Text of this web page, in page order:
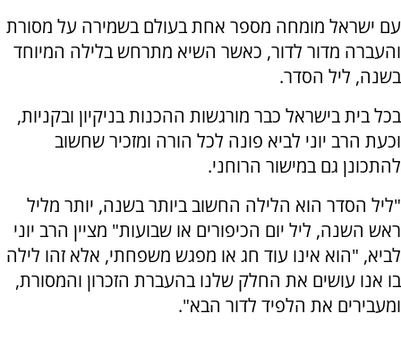
עם ישראל מומחה מספר אחת בעולם בשמירה על מסורת
והעברה מדור לדור, כאשר השיא מתרחש בלילה המיוחד
בשנה, ליל הסדר.
בכל בית בישראל כבר מורגשות ההכנות בניקיון ובקניות,
וכעת הרב יוני לביא פונה לכל הורה ומזכיר שחשוב
להתכונן גם במישור הרוחני.
"ליל הסדר הוא הלילה החשוב ביותר בשנה, יותר מליל
ראש השנה, ליל יום הכיפורים או שבועות" מציין הרב יוני
לביא, "הוא אינו עוד חג או מפגש משפחתי, אלא זהו לילה
בו אנו עושים את החלק שלנו בהעברת הזכרון והמסורת,
ומעבירים את הלפיד לדור הבא".